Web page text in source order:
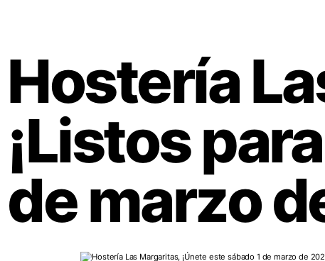
Hostería
¡Listos
de marzo